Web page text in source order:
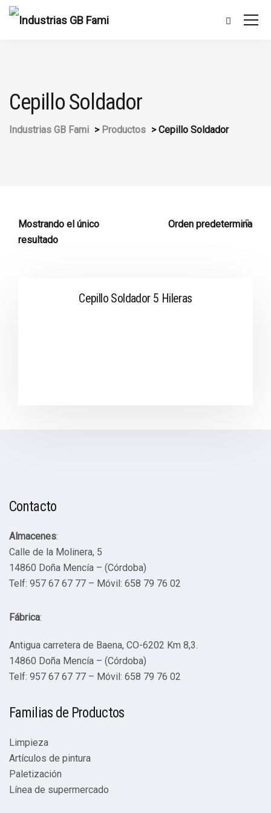
Cepillo Soldador
Industrias GB Fami > Productos >Cepillo Soldador
Mostrando el único
resultado
Cepillo Soldador 5 Hileras
Contacto
Almacenes:
Calle de la Molinera, 5
14860 Doña Mencía – (Córdoba)
Telf: 957 67 67 77 – Móvil: 658 79 76 02
Fábrica:
Antigua carretera de Baena, CO-6202 Km 8,3.
14860 Doña Mencía – (Córdoba)
Telf: 957 67 67 77 – Móvil: 658 79 76 02
Familias de Productos
Limpieza
Artículos de pintura
Paletización
Línea de supermercado